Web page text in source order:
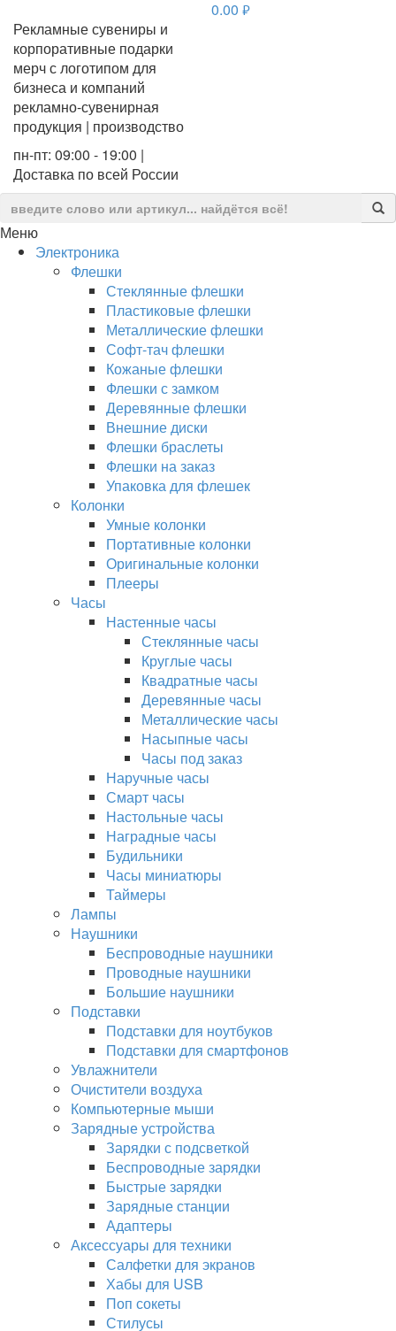
Рекламные сувениры и
корпоративные подарки
мерч с логотипом для
бизнеса и компаний
рекламно-сувенирная
продукция | производство
пн-пт: 09:00 - 19:00 |
Доставка по всей России
0.00 руб.
Меню
Электроника
Флешки
Стеклянные флешки
Пластиковые флешки
Металлические флешки
Софт-тач флешки
Кожаные флешки
Флешки с замком
Деревянные флешки
Внешние диски
Флешки браслеты
Флешки на заказ
Упаковка для флешек
Колонки
Умные колонки
Портативные колонки
Оригинальные колонки
Плееры
Часы
Настенные часы
Стеклянные часы
Круглые часы
Квадратные часы
Деревянные часы
Металлические часы
Насыпные часы
Часы под заказ
Наручные часы
Смарт часы
Настольные часы
Наградные часы
Будильники
Часы миниатюры
Таймеры
Лампы
Наушники
Беспроводные наушники
Проводные наушники
Большие наушники
Подставки
Подставки для ноутбуков
Подставки для смартфонов
Увлажнители
Очистители воздуха
Компьютерные мыши
Зарядные устройства
Зарядки с подсветкой
Беспроводные зарядки
Быстрые зарядки
Зарядные станции
Адаптеры
Аксессуары для техники
Салфетки для экранов
Хабы для USB
Поп сокеты
Стилусы